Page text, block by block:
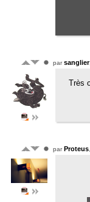
parsanglier
Très
parProteus